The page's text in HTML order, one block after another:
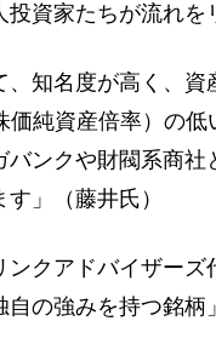
資家たちが流れを
知名度が高く、資
価純資産倍率）の
バンクや財閥系商
」（藤井氏）
クアドバイザーズ
の強みを持つ銘柄